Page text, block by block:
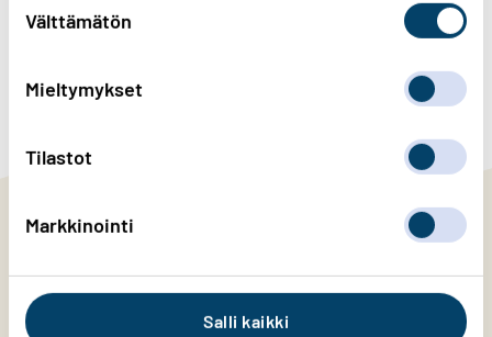
valinta
Välttämätön
Mieltymykset
Tilastot
Markkinointi
Salli kaikki
En lainkaan
Created withaskem.com
uutiskirje